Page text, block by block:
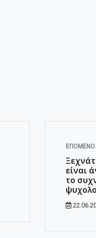
είναι
το